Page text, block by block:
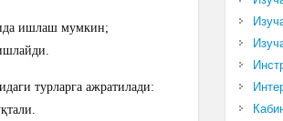
ишлаш мумкин;
турларга ажратилади: